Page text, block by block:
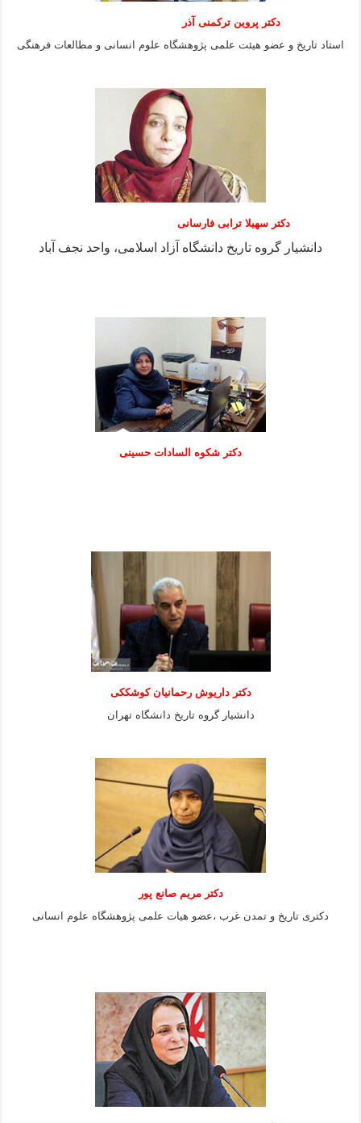
دکتر پروین ترکمنی آذر
استاد تاریخ و عضو هیئت علمی پژوهشگاه علوم انسانی و مطالعات فرهنگى
دکتر سهیلا ترابی فارسانی
دانشیار گروه تاریخ دانشگاه آزاد اسلامی، واحد نجف آباد
دكتر شكوه السادات حسينی
دکتر داریوش رحمانیان کوشککی
دانشیار گروه تاریخ دانشگاه تهران
دکتر مریم صانع پور
دکتری تاریخ و تمدن غرب ،عضو هیات علمی پژوهشگاه علوم
انسانی